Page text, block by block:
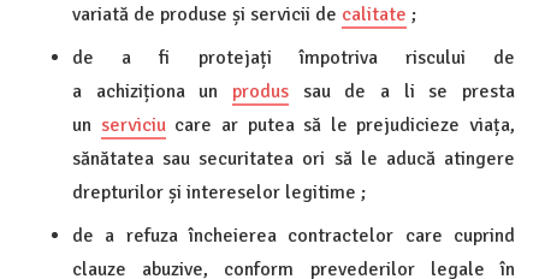
variată de produse și servicii de calitate ;
de a fi protejați împotriva riscului de
a achiziționa un produs sau de a li se presta
un serviciucare ar putea să le prejudicieze viața,
sănătatea sau securitatea ori să le aducă atingere
drepturilor și intereselor legitime ;
de a refuza încheierea contractelor care cuprind
clauze abuzive, conform prevederilor legale în